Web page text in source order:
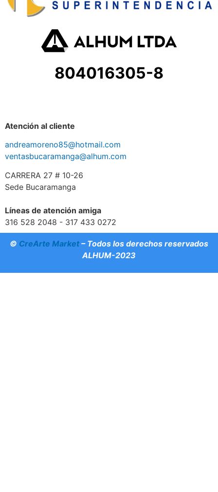
804016305-8
Atención al cliente
andreamoreno85@hotmail.com
ventasbucaramanga@alhum.com
CARRERA 27 # 10-26
Sede Bucaramanga
Líneas de atención amiga
316 528 2048 - 317 433 0272
© CreArte Market – Todos los derechos reservados
ALHUM-2023